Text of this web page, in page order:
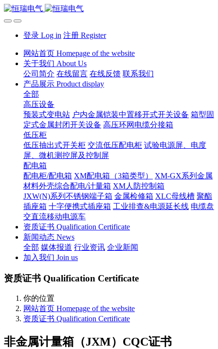
登录 Log in 注册 Register
网站首页 Homepage of the website
关于我们 About Us
公司简介 在线留言 在线反馈 联系我们
产品展示 Product display
全部
高压设备
预装式变电站 户内金属铠装中置移开式开关设备 箱型固
定式金属封闭开关设备 高压环网电缆分接箱
低压柜
低压抽出式开关柜 交流低压配电柜 试验电源屏、电度
屏、微机测控屏及控制屏
配电箱
配电柜/配电箱 XM配电箱（3箱类型）
XM-GX系列金属
材料外壳综合配电/计量箱 XM人防控制箱
JXW(N)系列不锈钢端子箱 金属检修箱 XLC母线槽 聚酯
插座箱 十字便携式插座箱 工业排查&电源延长线 电缆盘
交直流移动电源车
资质证书 Qualification Certificate
新闻动态 News
全部 媒体报道 行业资讯 企业新闻
加入我们 Join us
资质证书 Qualification Certificate
你的位置
网站首页 Homepage of the website
资质证书 Qualification Certificate
非金属计量箱（JXM）CQC证书